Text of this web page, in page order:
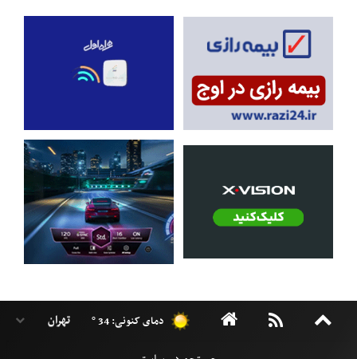
دمای کنونی: 34 °